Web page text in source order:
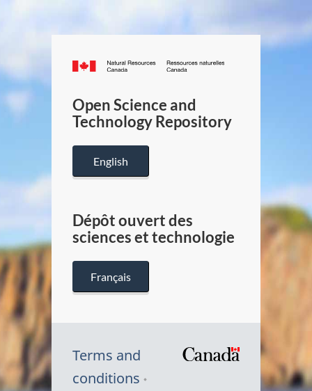
Canada.ca
/
Canada
Open Science and
Technology Repository
English
Dépôt ouvert des
sciences et technologie
Français
Terms and
conditions
Symbole